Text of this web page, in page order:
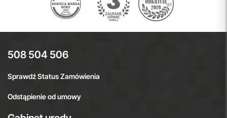
508 504 506
Sprawdź Status Zamówienia
Odstąpienie od umowy